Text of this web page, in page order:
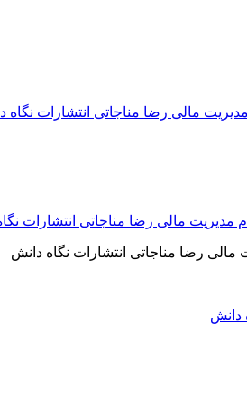
مالی رضا مناجاتی انتشارات نگاه
مالی رضا مناجاتی انتشارات نگاه دانش
دانش